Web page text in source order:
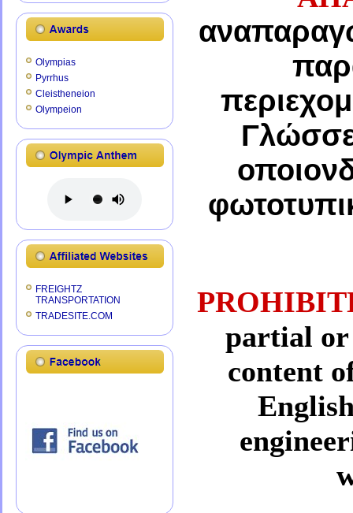
Olympias
Pyrrhus
Cleistheneion
Olympeion
FREIGHTZ
TRANSPORTATION
TRADESITE.COM
partial or
content